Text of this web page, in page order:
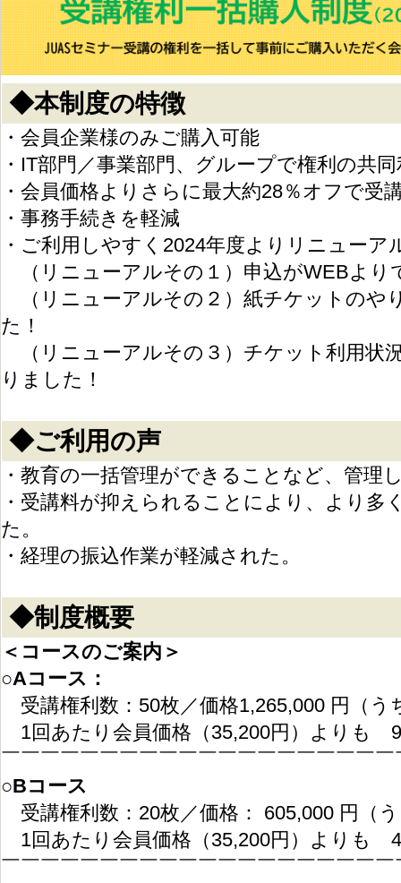
◆本制度の特徴
・会員企業様のみご購入可能
・IT部門／事業部門、グループで権利の共
・会員価格よりさらに最大約28％オフで受
・事務手続きを軽減
・ご利用しやすく2024年度よりリニューア
（リニューアルその１）申込がWEBより
（リニューアルその２）紙チケットのや
た！
（リニューアルその３）チケット利用状
りました！
◆ご利用の声
・教育の一括管理ができることなど、管理
・受講料が抑えられることにより、より多
た。
・経理の振込作業が軽減された。
◆制度概要
＜コースのご案内＞
○Aコース：
受講権利数：50枚／価格1,265,000 円（
1回あたり会員価格（35,200円）よりも
￣￣￣￣￣￣￣￣￣￣￣￣￣￣￣￣￣￣￣￣
○Bコース
受講権利数：20枚／価格： 605,000 円（
1回あたり会員価格（35,200円）よりも
￣￣￣￣￣￣￣￣￣￣￣￣￣￣￣￣￣￣￣￣